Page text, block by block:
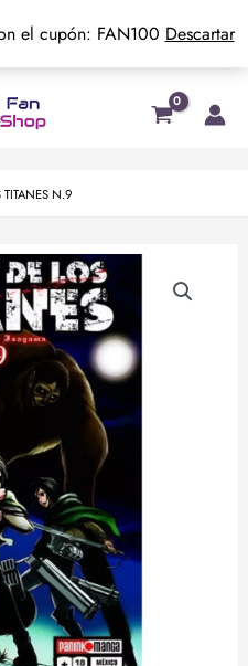
el cupón: FAN100 Descartar
TITANES N.9